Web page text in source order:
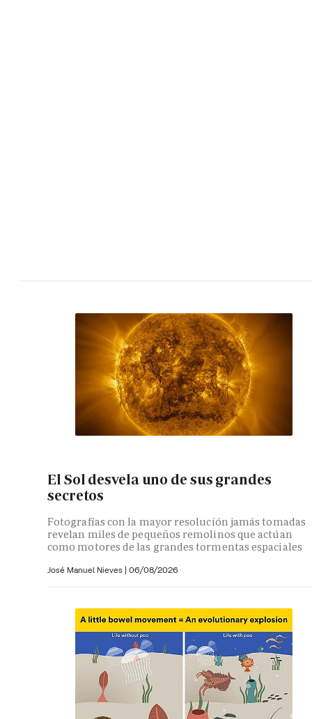
El Sol desvela uno de sus grandes
secretos
Fotografías con la mayor resolución jamás tomadas
revelan miles de pequeños remolinos que actúan
como motores de las grandes tormentas espaciales
José Manuel Nieves | 06/08/2026